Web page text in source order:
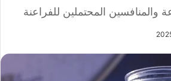
المحتملين للفراعنة